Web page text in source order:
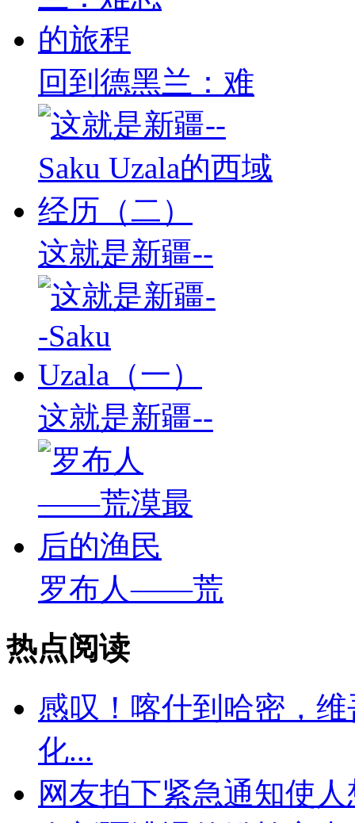
回到德黑兰：难
这就是新疆--
这就是新疆--
罗布人——荒
热点阅读
感叹！喀什到哈密，
化...
网友拍下紧急通知使